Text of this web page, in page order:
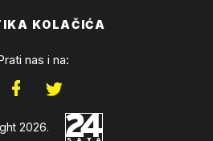
KOLAČIĆA
nas i na:
2026.